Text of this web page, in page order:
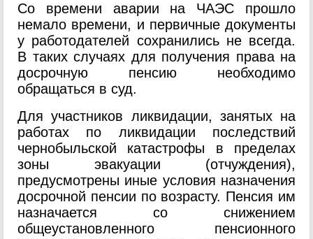
Со времени аварии на ЧАЭС прошло
немало времени, и первичные документы
у работодателей сохранились не всегда.
В таких случаях для получения права на
досрочную пенсию необходимо
обращаться в суд.
Для участников ликвидации, занятых на
работах по ликвидации последствий
чернобыльской катастрофы в пределах
зоны эвакуации (отчуждения),
предусмотрены иные условия назначения
досрочной пенсии по возрасту. Пенсия им
назначается со снижением
общеустановленного пенсионного